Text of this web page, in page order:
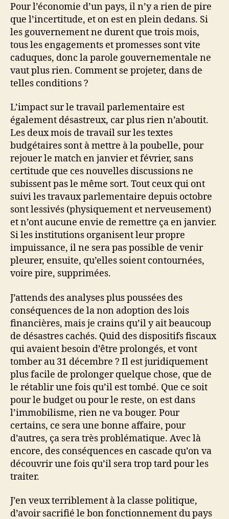
Pour l’économie d’un pays, il n’y a rien de pire
que l’incertitude, et on est en plein dedans. Si
les gouvernement ne durent que trois mois,
tous les engagements et promesses sont vite
caduques, donc la parole gouvernementale ne
vaut plus rien. Comment se projeter, dans de
telles conditions ?
L’impact sur le travail parlementaire est
également désastreux, car plus rien n’aboutit.
Les deux mois de travail sur les textes
budgétaires sont à mettre à la poubelle, pour
rejouer le match en janvier et février, sans
certitude que ces nouvelles discussions ne
subissent pas le même sort. Tout ceux qui ont
suivi les travaux parlementaire depuis octobre
sont lessivés (physiquement et nerveusement)
et n’ont aucune envie de remettre ça en janvier.
Si les institutions organisent leur propre
impuissance, il ne sera pas possible de venir
pleurer, ensuite, qu’elles soient contournées,
voire pire, supprimées.
J’attends des analyses plus poussées des
conséquences de la non adoption des lois
financières, mais je crains qu’il y ait beaucoup
de désastres cachés. Quid des dispositifs fiscaux
qui avaient besoin d’être prolongés, et vont
tomber au 31 décembre ? Il est juridiquement
plus facile de prolonger quelque chose, que de
le rétablir une fois qu’il est tombé. Que ce soit
pour le budget ou pour le reste, on est dans
l’immobilisme, rien ne va bouger. Pour
certains, ce sera une bonne affaire, pour
d’autres, ça sera très problématique. Avec là
encore, des conséquences en cascade qu’on va
découvrir une fois qu’il sera trop tard pour les
traiter.
J’en veux terriblement à la classe politique,
d’avoir sacrifié le bon fonctionnement du pays